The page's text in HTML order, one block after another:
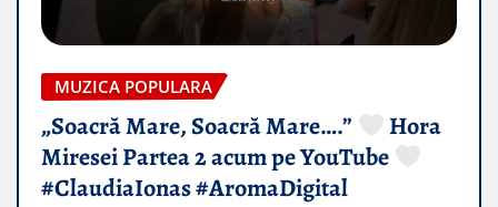
MUZICA POPULARA
„Soacră Mare, Soacră Mare….”
Hora
Miresei Partea 2 acum pe YouTube
#ClaudiaIonas #AromaDigital